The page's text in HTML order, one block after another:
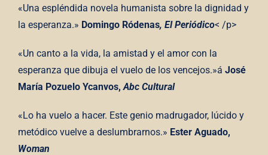
«Una espléndida novela humanista sobre la dignidad y
la esperanza.» Domingo Ródenas, El Periódico< /p>
«Un canto a la vida, la amistad y el amor con la
esperanza que dibuja el vuelo de los vencejos.»á José
María Pozuelo Ycanvos, Abc Cultural
«Lo ha vuelo a hacer. Este genio madrugador, lúcido y
metódico vuelve a deslumbrarnos.» Ester Aguado,
Woman